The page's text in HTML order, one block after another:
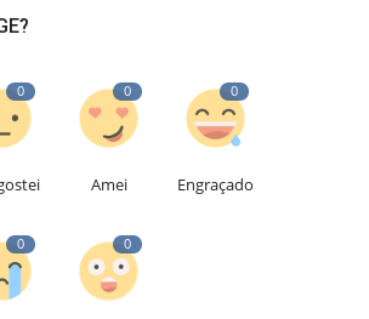
0 0
Amei
0
Engraçado
0 0